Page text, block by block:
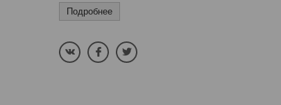
Подробнее